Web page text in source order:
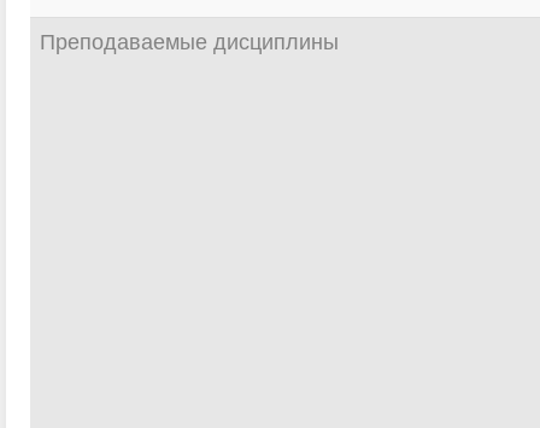
Преподаваемые дисциплины